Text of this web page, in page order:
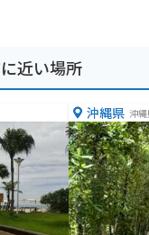
近い場所
沖縄県 沖